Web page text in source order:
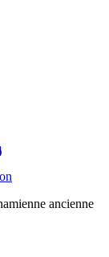
ancienne